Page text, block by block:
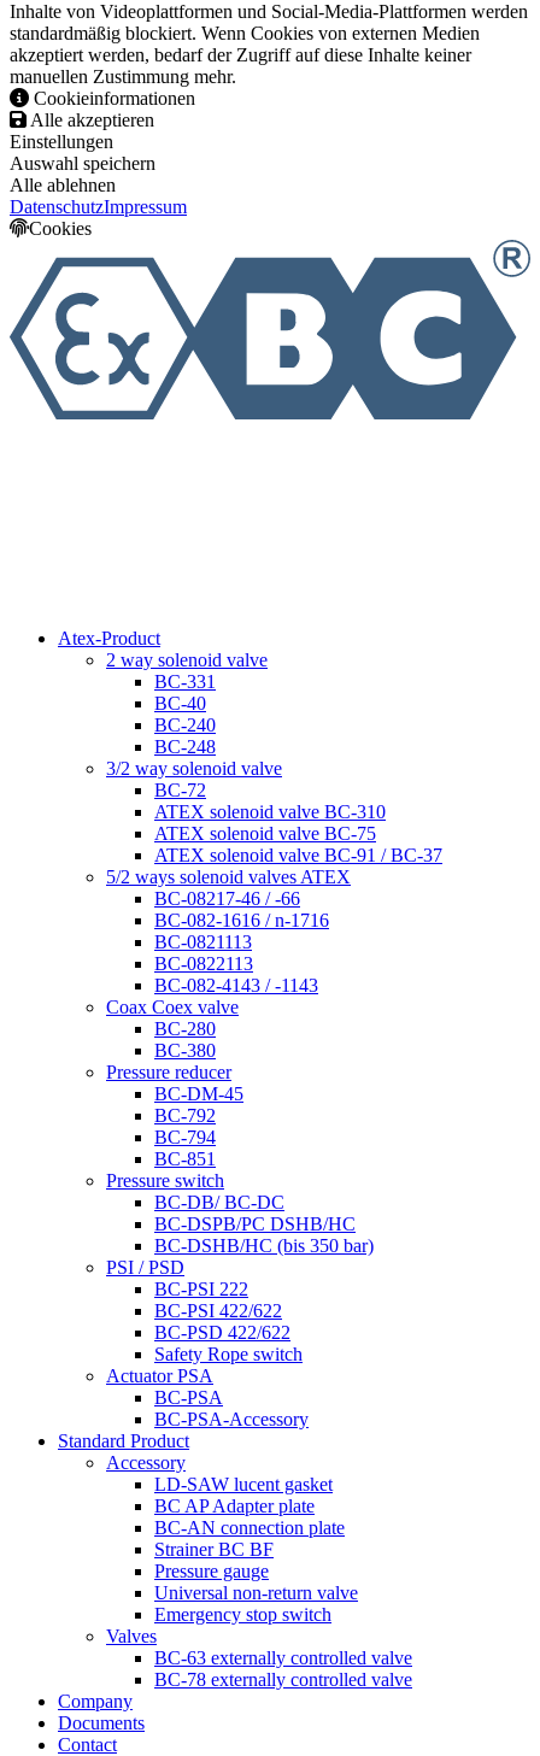
Inhalte von Videoplattformen und Social-Media-Plattformen werden
standardmäßig blockiert. Wenn Cookies von externen Medien
akzeptiert werden, bedarf der Zugriff auf diese Inhalte keiner
manuellen Zustimmung mehr.
Cookieinformationen
Alle akzeptieren
Einstellungen
Auswahl speichern
Alle ablehnen
DatenschutzImpressum
Cookies
Atex-Product
2 way solenoid valve
BC-331
BC-40
BC-240
BC-248
3/2 way solenoid valve
BC-72
ATEX solenoid valve BC-310
ATEX solenoid valve BC-75
ATEX solenoid valve BC-91 / BC-37
5/2 ways solenoid valves ATEX
BC-08217-46 / -66
BC-082-1616 / n-1716
BC-0821113
BC-0822113
BC-082-4143 / -1143
Coax Coex valve
BC-280
BC-380
Pressure reducer
BC-DM-45
BC-792
BC-794
BC-851
Pressure switch
BC-DB/ BC-DC
BC-DSPB/PC DSHB/HC
BC-DSHB/HC (bis 350 bar)
PSI / PSD
BC-PSI 222
BC-PSI 422/622
BC-PSD 422/622
Safety Rope switch
Actuator PSA
BC-PSA
BC-PSA-Accessory
Standard Product
Accessory
LD-SAW lucent gasket
BC AP Adapter plate
BC-AN connection plate
Strainer BC BF
Pressure gauge
Universal non-return valve
Emergency stop switch
Valves
BC-63 externally controlled valve
BC-78 externally controlled valve
Company
Documents
Contact